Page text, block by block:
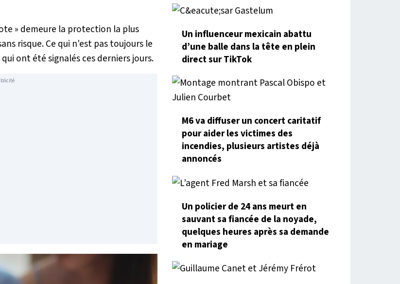
» demeure la protection la plus
risque. Ce qui n'est pas toujours le
ont été signalés ces derniers jours.
Un influenceur mexicain abattu
d’une balle dans la tête en plein
direct sur TikTok
M6 va diffuser un concert caritatif
pour aider les victimes des
incendies, plusieurs artistes déjà
annoncés
Un policier de 24 ans meurt en
sauvant sa fiancée de la noyade,
quelques heures après sa demande
en mariage